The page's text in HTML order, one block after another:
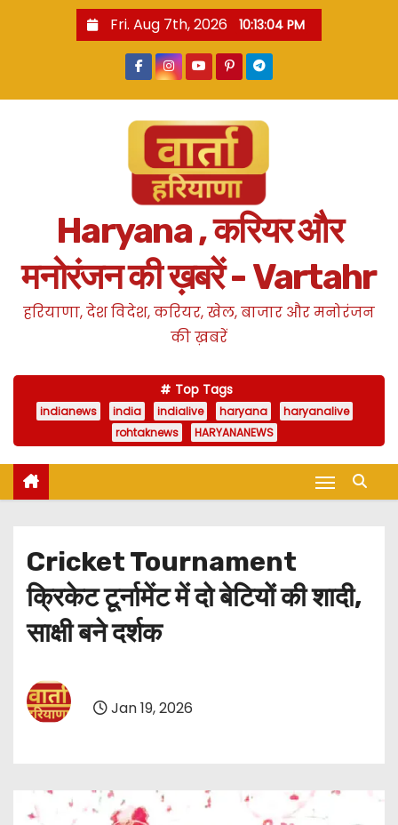
Fri. Aug 7th, 2026 10:13:05 PM
Haryana , करियर और
मनोरंजन की ख़बरें - Vartahr
हरियाणा, देश विदेश, करियर, खेल, बाजार और मनोरंजन
की ख़बरें
Top Tags
indianews india indialive haryana
haryanalive
rohtaknews
HARYANANEWS
Cricket Tournament
क्रिकेट टूर्नामेंट में दो बेटियों की शादी,
साक्षी बने दर्शक
Jan 19, 2026